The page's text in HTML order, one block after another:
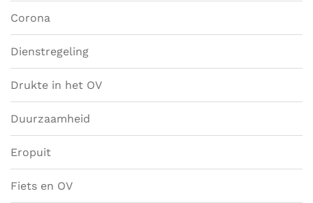
Corona
Dienstregeling
Drukte in het OV
Duurzaamheid
Eropuit
Fiets en OV